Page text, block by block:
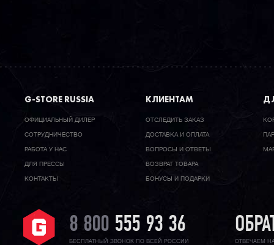
G-STORE RUSSIA
ОФИЦИАЛЬНЫЙ ДИЛЕР
CОТРУДНИЧЕСТВО
РАБОТА У НАС
ДЛЯ ПРЕССЫ
КОНТАКТЫ
КЛИЕНТАМ
ОТСЛЕДИТЬ ЗАКАЗ
ДОСТАВКА И ОПЛАТА
ВОПРОСЫ И ОТВЕТЫ
ВОЗВРАТ ТОВАРА
БОНУСЫ И ПОДАРКИ
8 800 555 93 36
БЕСПЛАТНЫЙ ЗВОНОК ПО ВСЕЙ РОССИИ ОТВЕЧАЕМ